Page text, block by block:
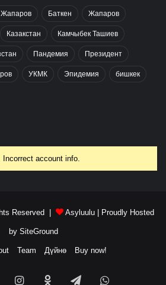
Жапаров Баткен Жапаров
Казакстан Камчыбек Ташиев
Пандемия Президент
УКМК Эпидемия бишкек
Incorrect account info.
Reserved | Asyluulu | Proudly Hosted
by SiteGround
Team Дүйнө Buy now!
YouTubeInstagramOdnoklassniki
TelegramWhatsApp